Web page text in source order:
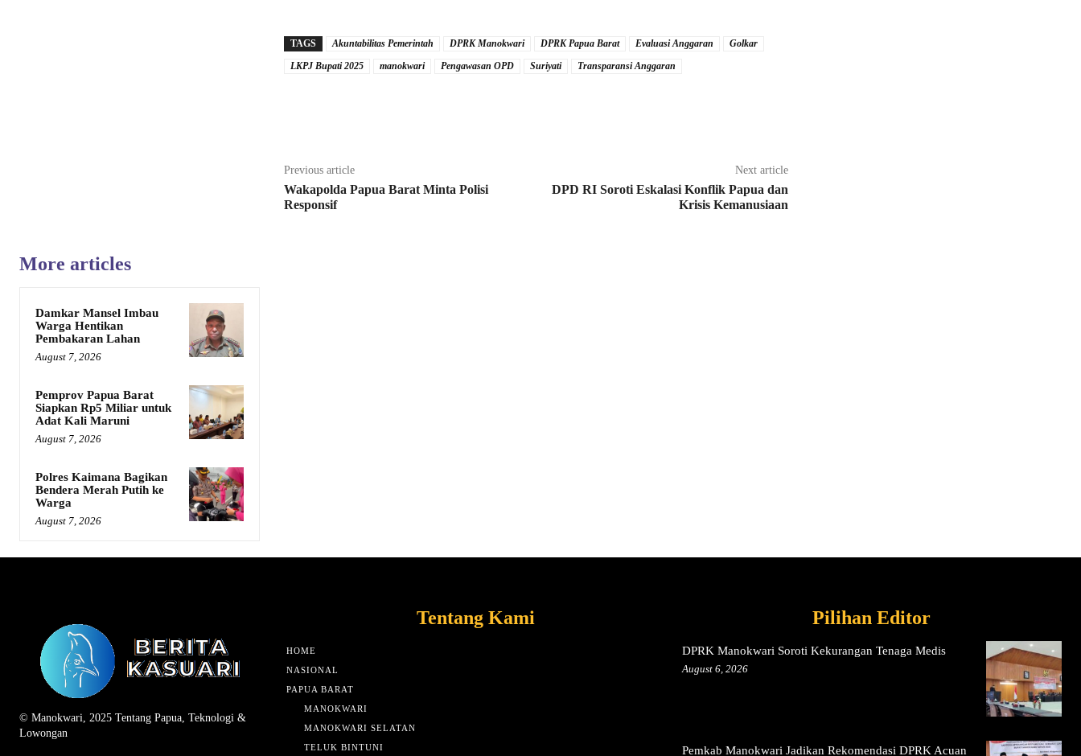
TAGS Akuntabilitas Pemerintah DPRK Manokwari DPRK Papua Barat Evaluasi Anggaran
Golkar
LKPJ Bupati 2025
manokwari Pengawasan OPD Suriyati Transparansi Anggaran
Previous article
Wakapolda Papua Barat Minta Polisi
Responsif
Next article
DPD RI Soroti Eskalasi Konflik Papua dan
Krisis Kemanusiaan
More articles
Damkar Mansel Imbau
Warga Hentikan
Pembakaran Lahan
August 7, 2026
Pemprov Papua Barat
Siapkan Rp5 Miliar untuk
Adat Kali Maruni
August 7, 2026
Polres Kaimana Bagikan
Bendera Merah Putih ke
Warga
August 7, 2026
© Manokwari, 2025 Tentang Papua, Teknologi &
Lowongan
Tentang Kami
HOME
NASIONAL
PAPUA BARAT
MANOKWARI
MANOKWARI SELATAN
TELUK BINTUNI
Pilihan Editor
DPRK Manokwari Soroti Kekurangan Tenaga Medis
August 6, 2026
Pemkab Manokwari Jadikan Rekomendasi DPRK Acuan